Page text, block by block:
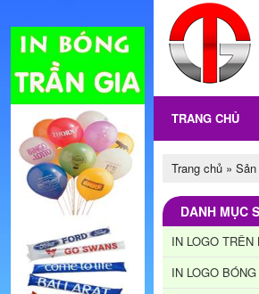
TRANG CHỦ
Trang chủ »
DANH MỤC
IN LOGO TRÊN
IN LOGO